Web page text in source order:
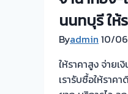
🇹🇭
ขอ
ลูกค้
เรียก
ใช้
นนทบุรี ให้
Byadmin 10/
ให้ราคาสูง จ่าย
เรารับซื้อให้ราค